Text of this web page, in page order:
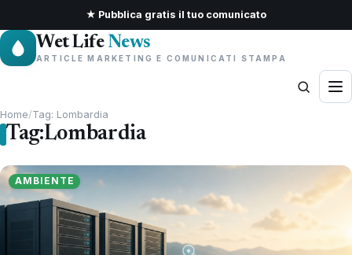
★ Pubblica gratis il tuo comunicato
Wet Life News
ARTICLE MARKETING E COMUNICATI STAMPA
Home/Tag: Lombardia
Tag:Lombardia
AMBIENTE